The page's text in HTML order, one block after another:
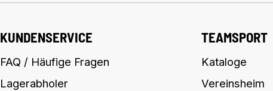
KUNDENSERVICE
FAQ / Häufige Fragen
Lagerabholer
TEAMSPORT
Kataloge
Vereinsheim